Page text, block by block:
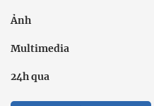
Ảnh
Multimedia
24h qua